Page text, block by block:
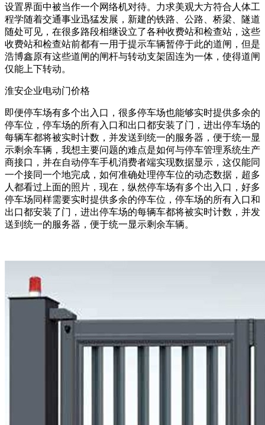
设置界面中被当作一个网络机对待。力求美观大方符合人体工
程学随着交通事业迅猛发展，新建的铁路、公路、桥梁、隧道
随处可见，在很多路段相继设立了各种收费站和检查站，这些
收费站和检查站前都有一用于提示车辆暂停于此的道闸，但是
浩博鑫原有这些道闸的闸杆与转动支架固连为一体，使得道闸
仅能上下转动。
淮安企业电动门价格
即便停车场有多个出入口，很多停车场也能够实时提供多余的
停车位，停车场的所有入口和出口都安装了门，进出停车场的
每辆车都将被实时计数，并发送到统一的服务器，便于统一显
示剩余车辆，我想主要问题的难点是如何与停车管理系统生产
商接口，并在自动停车手机消费者端实现数据显示，这仅能同
一个接同一个地完成，如何准确处理停车位的动态数据，超多
人都看过上面的照片，现在，纵然停车场有多个出入口，好多
停车场同样需要实时提供多余的停车位，停车场的所有入口和
出口都安装了门，进出停车场的每辆车都将被实时计数，并发
送到统一的服务器，便于统一显示剩余车辆。